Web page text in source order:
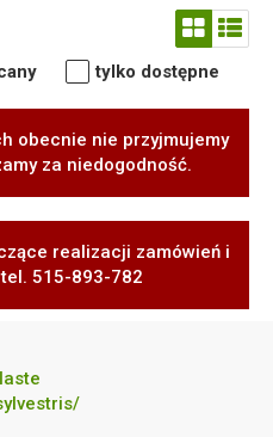
tylko dostępne
obecnie nie przyjmujemy
za niedogodność.
realizacji zamówień i
tel. 515-893-782